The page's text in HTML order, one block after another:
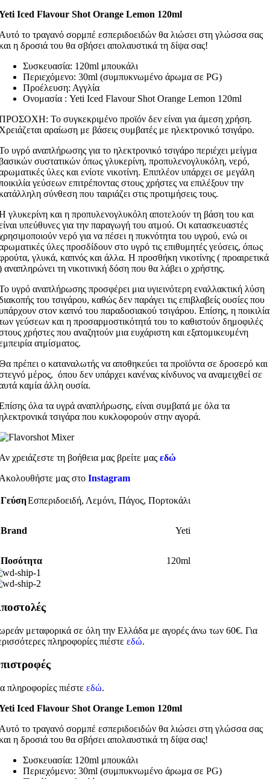
Iced Flavour Shot Orange Lemon 120ml
το τραγανό σορμπέ εσπεριδοειδών θα λιώσει στη γλώσσα σας
η δροσιά του θα σβήσει απολαυστικά τη δίψα σας!
Συσκευασία: 120ml μπουκάλι
Περιεχόμενο: 30ml (συμπυκνωμένο άρωμα σε PG)
Προέλευση: Αγγλία
Ονομασία : Yeti Iced Flavour Shot Orange Lemon 120ml
Το συγκεκριμένο προϊόν δεν είναι για άμεση χρήση.
αραίωση με βάσεις συμβατές με ηλεκτρονικό τσιγάρο.
υγρό αναπλήρωσης για το ηλεκτρονικό τσιγάρο περιέχει μείγμα
συστατικών όπως γλυκερίνη, προπυλενογλυκόλη, νερό,
ύλες και ενίοτε νικοτίνη. Επιπλέον υπάρχει σε μεγάλη
γεύσεων επιτρέποντας στους χρήστες να επιλέξουν την
σύνθεση που ταιριάζει στις προτιμήσεις τους.
γλυκερίνη και η προπυλενογλυκόλη αποτελούν τη βάση του και
υπεύθυνες για την παραγωγή του ατμού. Οι κατασκευαστές
νερό για να πέσει η πυκνότητα του υγρού, ενώ οι
ύλες προσδίδουν στο υγρό τις επιθυμητές γεύσεις, όπως
γλυκά, καπνός και άλλα. Η προσθήκη νικοτίνης ( προαιρετικά
αναπληρώνει τη νικοτινική δόση που θα λάβει ο χρήστης.
υγρό αναπλήρωσης προσφέρει μια υγιεινότερη εναλλακτική λύση
του τσιγάρου, καθώς δεν παράγει τις επιβλαβείς ουσίες που
στον καπνό του παραδοσιακού τσιγάρου. Επίσης, η ποικιλία
γεύσεων και η προσαρμοστικότητά του το καθιστούν δημοφιλές
χρήστες που αναζητούν μια ευχάριστη και εξατομικευμένη
ατμίσματος.
πρέπει ο καταναλωτής να αποθηκεύει τα προϊόντα σε δροσερό και
μέρος, όπου δεν υπάρχει κανένας κίνδυνος να αναμειχθεί σε
καμία άλλη ουσία.
όλα τα υγρά αναπλήρωσης, είναι συμβατά με όλα τα
τσιγάρα που κυκλοφορούν στην αγορά.
χρειάζεστε τη βοήθεια μας βρείτε μας εδώ
μας στο Instagram
ΓεύσηΕσπεριδοειδή, Λεμόνι, Πάγος, Πορτοκάλι
Brand Yeti
Ποσότητα 120ml
μεταφορικά σε όλη την Ελλάδα με αγορές άνω των 60€. Για
πληροφορίες πιέστε εδώ.
πληροφορίες πιέστε εδώ.
Iced Flavour Shot Orange Lemon 120ml
το τραγανό σορμπέ εσπεριδοειδών θα λιώσει στη γλώσσα σας
η δροσιά του θα σβήσει απολαυστικά τη δίψα σας!
Συσκευασία: 120ml μπουκάλι
Περιεχόμενο: 30ml (συμπυκνωμένο άρωμα σε PG)